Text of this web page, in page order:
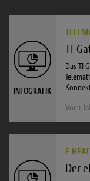
INFOGRAFIK
TI-
Das TI-
Vor 1
E-
Der